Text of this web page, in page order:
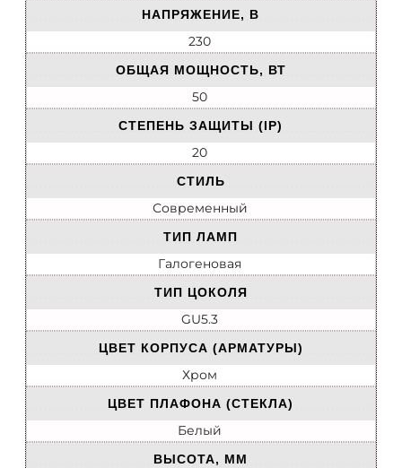
НАПРЯЖЕНИЕ, В
230
ОБЩАЯ МОЩНОСТЬ, ВТ
50
СТЕПЕНЬ ЗАЩИТЫ (IP)
20
СТИЛЬ
Современный
ТИП ЛАМП
Галогеновая
ТИП ЦОКОЛЯ
GU5.3
ЦВЕТ КОРПУСА (АРМАТУРЫ)
Хром
ЦВЕТ ПЛАФОНА (СТЕКЛА)
Белый
ВЫСОТА, ММ